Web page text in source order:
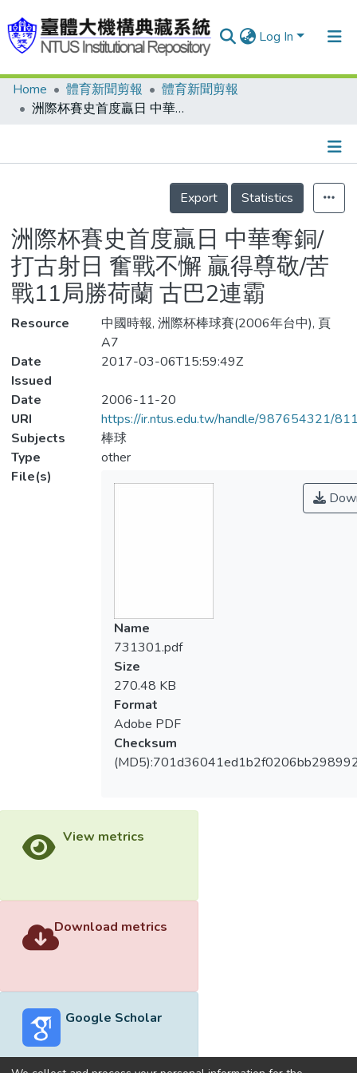
Log In
Communities & Collections
Statistics
Home 體育新聞剪報
體育新聞剪報
洲際杯賽史首度贏日 中華奪銅/打古射日 奮戰不懈 贏得尊敬/苦戰11局勝荷蘭 古巴2連霸
Details
Export
Statistics
洲際杯賽史首度贏日 中華奪銅/
打古射日 奮戰不懈 贏得尊敬/苦
戰11局勝荷蘭 古巴2連霸
Resource
中國時報, 洲際杯棒球賽(2006年台中), 頁
A7
Date
Issued
2017-03-06T15:59:49Z
Date
2006-11-20
URI
https://ir.ntus.edu.tw/handle/987654321/
Subjects
棒球
Type
other
File(s)
Name
731301.pdf
Size
270.48 KB
Format
Adobe PDF
Checksum
View metrics
Download metrics
Google Scholar